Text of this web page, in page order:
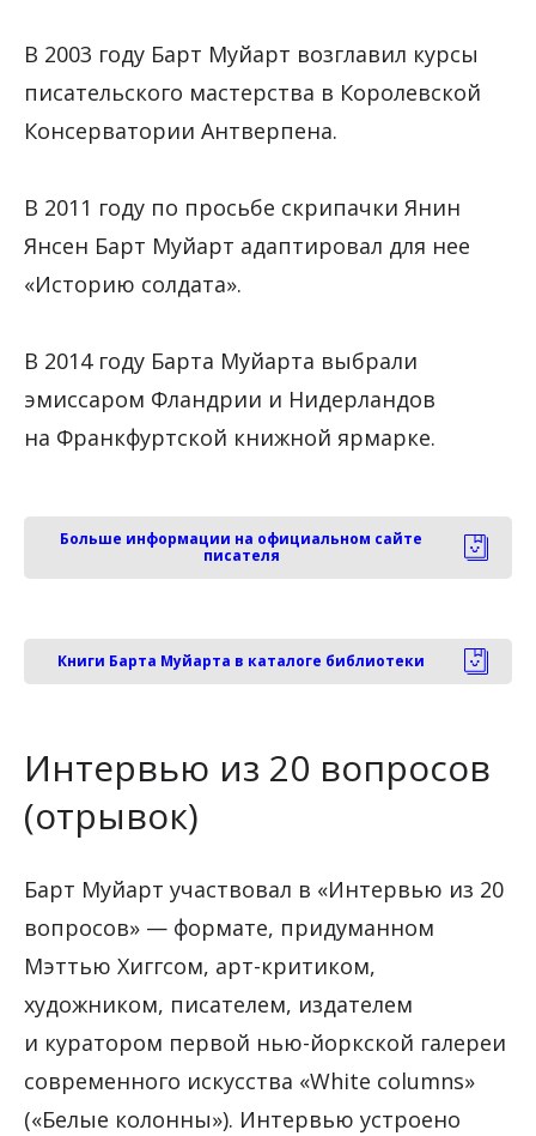
В 2003 году Барт Муйарт возглавил курсы
писательского мастерства в Королевской
Консерватории Антверпена.
В 2011 году по просьбе скрипачки Янин
Янсен Барт Муйарт адаптировал для нее
«Историю солдата».
В 2014 году Барта Муйарта выбрали
эмиссаром Фландрии и Нидерландов
на Франкфуртской книжной ярмарке.
Больше информации на официальном сайте
писателя
Книги Барта Муйарта в каталоге библиотеки
Интервью из 20 вопросов
(отрывок)
Барт Муйарт участвовал в «Интервью из 20
вопросов» — формате, придуманном
Мэттью Хиггсом, арт-критиком,
художником, писателем, издателем
и куратором первой нью-йоркской галереи
современного искусства «White columns»
(«Белые колонны»). Интервью устроено